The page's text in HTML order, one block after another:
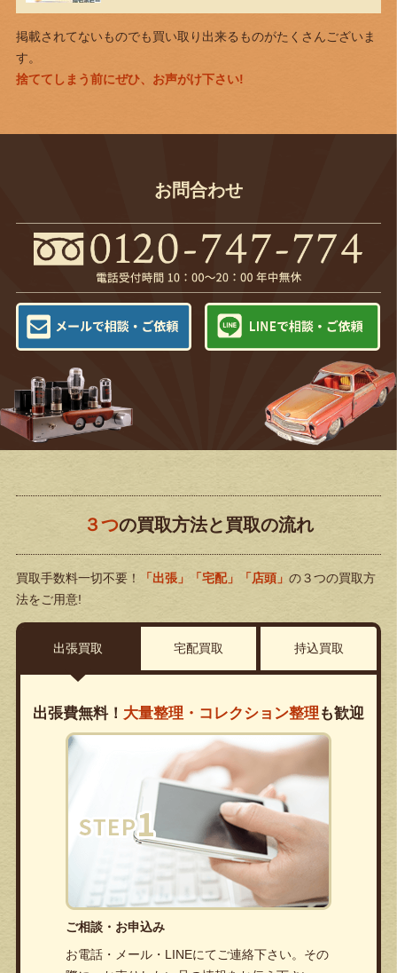
掲載されてないものでも買い取り出来るものがたくさんございま
す。
捨ててしまう前にぜひ、お声がけ下さい!
お問合わせ
３つの買取方法と買取の流れ
買取手数料一切不要！ 「出張」「宅配」「店頭」 の３つの買取方
法をご用意!
出張買取 宅配買取 持込買取
出張費無料！ 大量整理・コレクション整理 も歓迎
ご相談・お申込み
お電話・メール・LINEにてご連絡下さい。その